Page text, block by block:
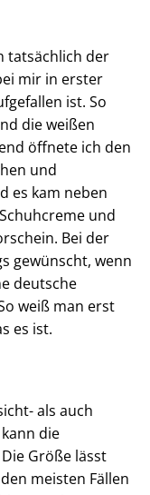
tatsächlich der
mir in erster
ist. So
die weißen
öffnete ich den
und
es kam neben
und
Bei der
gewünscht, wenn
deutsche
weiß man erst
es ist.
als auch
die
Größe lässt
meisten Fällen